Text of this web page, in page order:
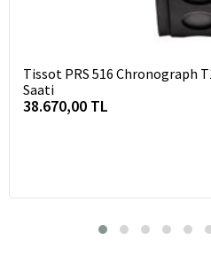
Tissot PRS 516 Chronograph T100.417.37.201.00 Erkek Kol
Saati
38.670,00 TL